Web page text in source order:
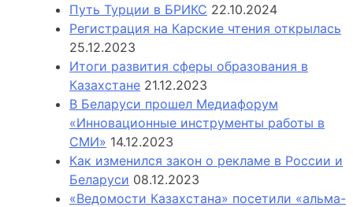
Путь Турции в БРИКС 22.10.2024
Регистрация на Карские чтения открылась
25.12.2023
Итоги развития сферы образования в
Казахстане 21.12.2023
В Беларуси прошел Медиафорум
«Инновационные инструменты работы в
СМИ» 14.12.2023
Как изменился закон о рекламе в России и
Беларуси 08.12.2023
«Ведомости Казахстана» посетили «альма-